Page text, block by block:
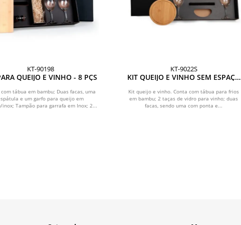
KT-90198
QUEIJO E VINHO - 8 PÇS
tábua em bambu; Duas facas, uma
e um garfo para queijo em
inox; Tampão para garrafa em Inox; 2...
KT-9022S
KIT QUEIJO E VINHO SEM ESPAÇO
Kit queijo e vinho. Conta com tábua para frios
em bambu; 2 taças de vidro para vinho; duas
facas, sendo uma com ponta e...